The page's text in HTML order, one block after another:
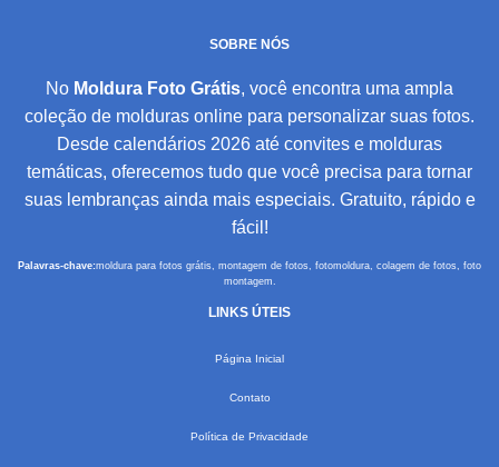
SOBRE NÓS
No Moldura Foto Grátis, você encontra uma ampla
coleção de molduras online para personalizar suas fotos.
Desde calendários 2026 até convites e molduras
temáticas, oferecemos tudo que você precisa para tornar
suas lembranças ainda mais especiais. Gratuito, rápido e
fácil!
Palavras-chave:moldura para fotos grátis, montagem de fotos, fotomoldura, colagem de fotos, foto
montagem.
LINKS ÚTEIS
Página Inicial
Contato
Política de Privacidade